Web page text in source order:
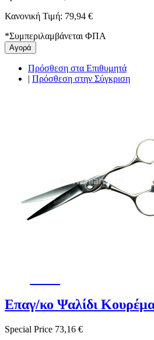
Κανονική Τιμή: 79,94 €
*Συμπεριλαμβάνεται ΦΠΑ
Αγορά
Πρόσθεση στα Επιθυμητά
| Πρόσθεση στην Σύγκριση
Επαγ/κο Ψαλίδι
Special Price 73,16 €